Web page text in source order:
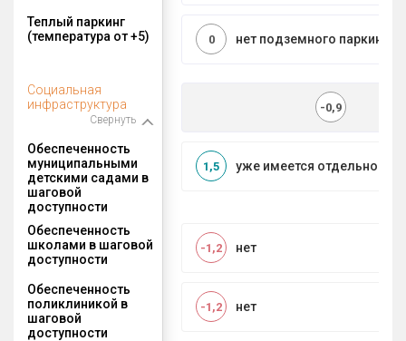
Теплый паркинг
(температура от +5)
нет подземного паркинга
0
Социальная
инфраструктура
Свернуть
-0,9
Обеспеченность
муниципальными
детскими садами в
шаговой
доступности
уже имеется
1,5
Обеспеченность
школами в шаговой
доступности
нет
-1,2
Обеспеченность
поликлиникой в
шаговой
доступности
нет
-1,2